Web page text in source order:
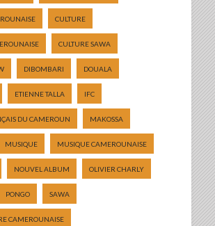
CULTURE
CULTURE SAWA
DIBOMBARI DOUALA
ETIENNE TALLA IFC
DU CAMEROUN MAKOSSA
MUSIQUE MUSIQUE CAMEROUNAISE
NOUVEL ALBUM OLIVIER CHARLY
PONGO SAWA
CAMEROUNAISE